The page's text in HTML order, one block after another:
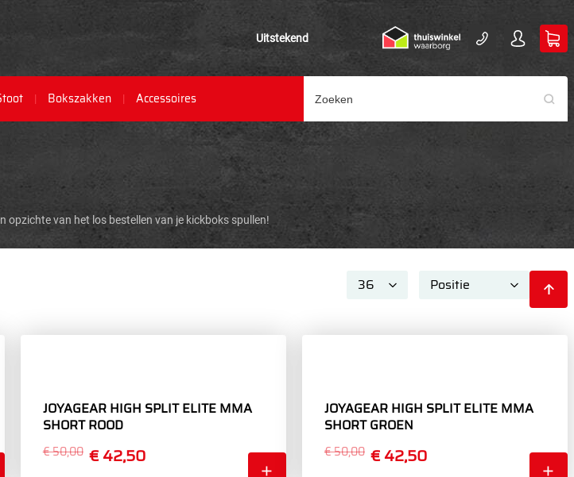
Uitstekend
Bokszakken Accessoires
opzichte van het los bestellen van je kickboks spullen!
JOYAGEAR HIGH SPLIT ELITE MMA
SHORT ROOD
€ 42,50
€ 50,00
JOYAGEAR HIGH SPLIT ELITE MMA
SHORT GROEN
€ 42,50
€ 50,00